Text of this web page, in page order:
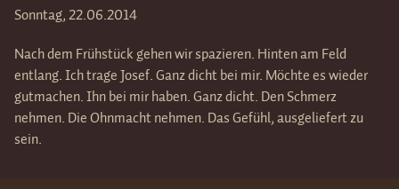
Sonntag, 22.06.2014
Nach dem Frühstück gehen wir spazieren. Hinten am Feld
entlang. Ich trage Josef. Ganz dicht bei mir. Möchte es wieder
gutmachen. Ihn bei mir haben. Ganz dicht. Den Schmerz
nehmen. Die Ohnmacht nehmen. Das Gefühl, ausgeliefert zu
sein.